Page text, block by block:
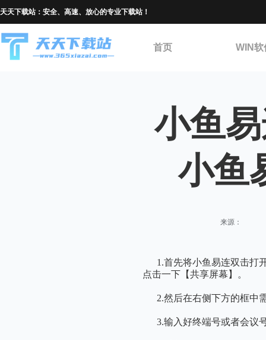
天天下载站：安全、高速、放心的专业下载站！
首页 WIN软
小鱼
小鱼
来源：
1.首先将小鱼易连双击打
点击一下【共享屏幕】。
2.然后在右侧下方的框中
3.输入好终端号或者会议